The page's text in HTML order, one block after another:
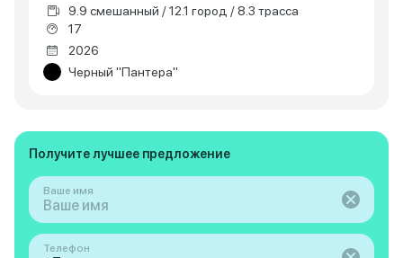
9.9 смешанный / 12.1 город / 8.3 трасса
17
2026
Черный "Пантера"
Получите лучшее предложение
Ваше имя
Телефон